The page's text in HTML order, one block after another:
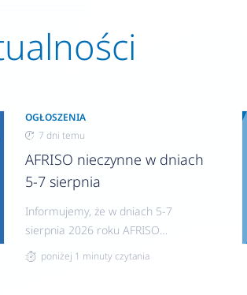
OGŁOSZENIA
7 dni temu
AFRISO nieczynne w dniach
5-7 sierpnia
Informujemy, że w dniach 5-7
sierpnia 2026 roku AFRISO
będzie nieczynne.
poniżej 1 minuty czytania